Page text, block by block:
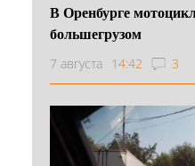
В Оренбурге
большегрузом
7 августа 14:42 3